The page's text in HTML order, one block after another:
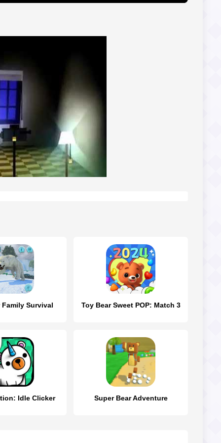
Family Survival Toy Bear Sweet POP: Match 3
Idle Clicker Super Bear Adventure